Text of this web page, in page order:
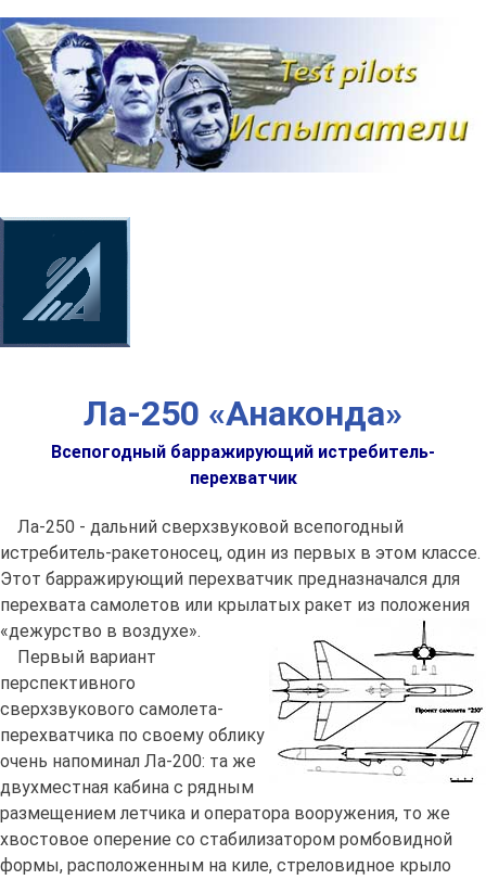
Наверх
Ла-250 «Анаконда»
Всепогодный барражирующий истребитель-
перехватчик
Ла-250 - дальний сверхзвуковой всепогодный
истребитель-ракетоносец, один из первых в этом классе.
Этот барражирующий перехватчик предназначался для
перехвата самолетов или крылатых ракет из положения
«дежурство в воздухе».
Первый вариант
перспективного
сверхзвукового самолета-
перехватчика по своему облику
очень напоминал Ла-200: та же
двухместная кабина с рядным
размещением летчика и оператора вооружения, то же
хвостовое оперение со стабилизатором ромбовидной
формы, расположенным на киле, стреловидное крыло